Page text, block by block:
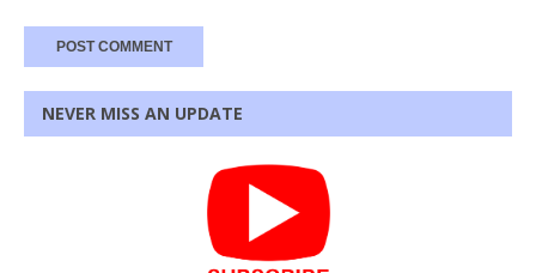
NEVER MISS AN UPDATE